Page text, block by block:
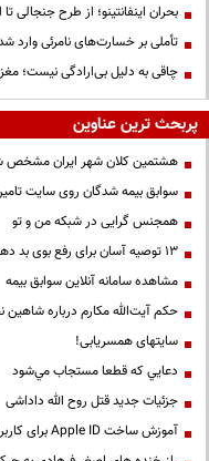
بحران اینفانتینو؛ از طرح جنجالی
تأملی بر خسارت‌های نامرئی وارد
چاقی به دلیل بی‌ارادگی نیست؛
پربحث ترین عناوین
هشتمین کلان شهر ایران مشخص
سوابق بیمه شدگان روی سایت
همجنس گرایی در شبکه من و تو
13 توصیه آسان برای رفع بوی بد دهان
مشاهده سامانه آنلاين سوابق بیمه
حكم آيت‌الله مكارم درباره شاهين
سایتهای همسریابی!
دعايي كه قطعا مستجاب مي‌شود
جزئیات جدید قتل روح الله داداشی
آموزش ساخت Apple ID برای کاربران ایرانی